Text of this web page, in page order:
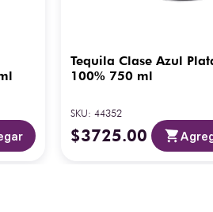
Tequila Clase Azul
100% 750 ml
SKU:44352
$3725.00